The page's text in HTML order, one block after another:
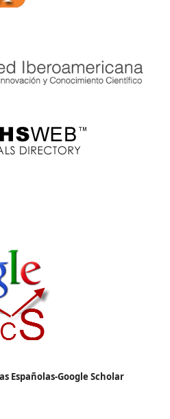
Españolas-Google Scholar